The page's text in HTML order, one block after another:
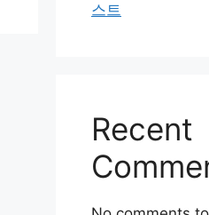
스트
Recent